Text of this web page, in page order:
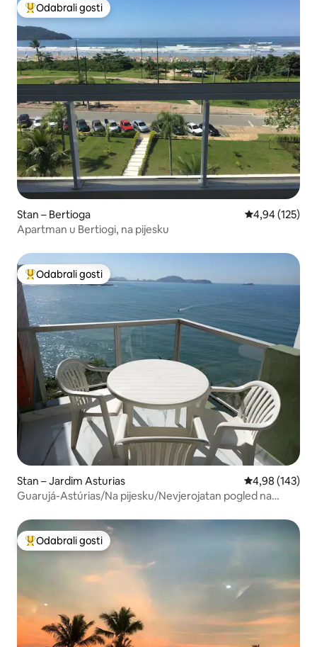
Među najviše rangiranima s oznakom „Odabrali gosti”
Odabrali gosti
Stan – Bertioga Prosječna
4,94 (125)
Apartman u Bertiogi, na pijesku
Među najviše rangiranima s oznakom „Odabrali gosti”
Odabrali gosti
Stan – Jardim Asturias Prosječna
4,98 (143)
Guarujá-Astúrias/Na pijesku/Nevjerojatan pogled na
Među najviše rangiranima s oznakom „Odabrali gosti”
Odabrali gosti